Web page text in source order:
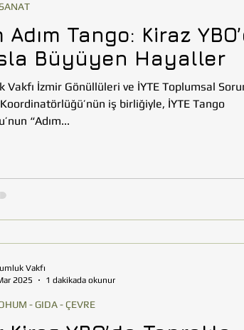
Adım Tango: Kiraz
Büyüyen Hayaller
Vakfı İzmir Gönüllüleri ve İYTE Toplumsal
iş birliğiyle, İYTE Tango
“Adım...
- GIDA - ÇEVRE
Vakfı
2025
1 dakikada okunur